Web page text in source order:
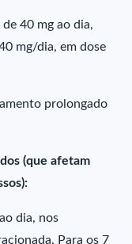
40 mg ao dia,
mg/dia, em dose
prolongado
(que afetam
dia, nos
Para os 7